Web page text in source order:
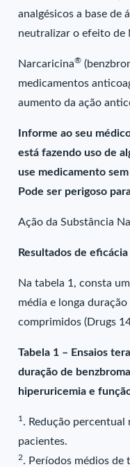
analgésicos a base de
neutralizar o efeito de
Narcaricina®
medicamentos
aumento da ação
Informe ao seu
está fazendo uso de
use medicamento
Pode ser perigoso
Ação da Substância
Resultados de eficácia
Na tabela 1, consta
média e longa
comprimidos (Drugs
Tabela 1 – Ensaios
duração de
hiperuricemia e
1 . Redução percentual
pacientes.
2. Períodos médios de